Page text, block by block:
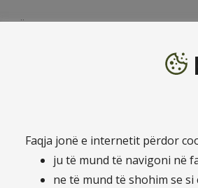
njerëzore
ofertën dhe blej online
Mbështetje të Punonjësve
Faqja jonë e internetit përdor
ju të mund të navigoni në
ne të mund të shohim se